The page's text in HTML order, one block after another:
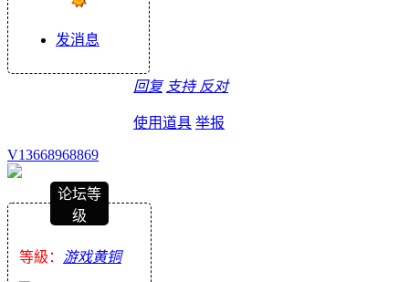
发消息
回复 支持 反对
使用道具 举报
V13668968869
论坛等
级
等級： 游戏黄铜